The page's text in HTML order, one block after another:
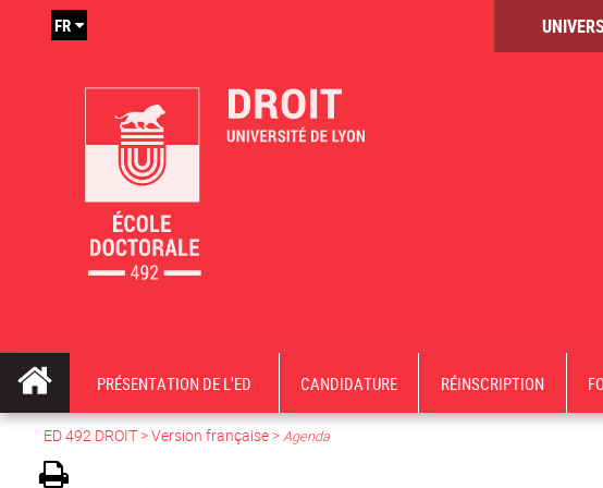
FR
PRÉSENTATION DE L'ED CANDIDATURE RÉINSCRIPTION
ED 492 DROIT>Version française>Agenda